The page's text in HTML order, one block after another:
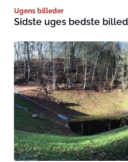
Ugens billeder
Sidste uges bedste